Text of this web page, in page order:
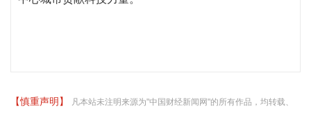
【慎重声明】
凡本站未注明来源为"中国财经新闻网"的所有作品，均转载、